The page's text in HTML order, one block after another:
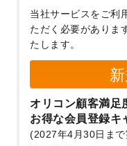
当社サービスをご利
ただく必要がありま
たします。
オリコン顧客満足
お得な会員登録キ
(2027年4月30日まで